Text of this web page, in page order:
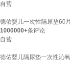
自营
德佑婴儿一次性隔尿垫60
1000000+条评论
自营
德佑婴儿隔尿垫一次性沁